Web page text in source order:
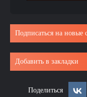
Подписаться на новые
Добавить в закладки
Поделиться